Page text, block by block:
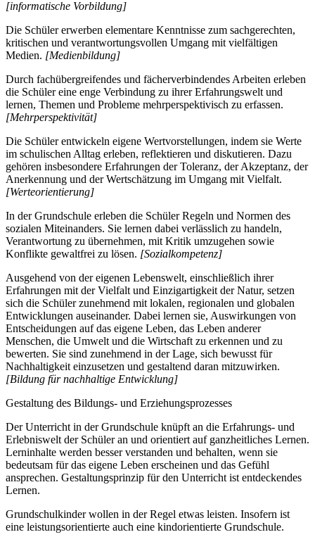
[informatische Vorbildung]
Die Schüler erwerben elementare Kenntnisse zum sachgerechten,
kritischen und verantwortungsvollen Umgang mit vielfältigen
Medien. [Medienbildung]
Durch fachübergreifendes und fächerverbindendes Arbeiten erleben
die Schüler eine enge Verbindung zu ihrer Erfahrungswelt und
lernen, Themen und Probleme mehrperspektivisch zu erfassen.
[Mehrperspektivität]
Die Schüler entwickeln eigene Wertvorstellungen, indem sie Werte
im schulischen Alltag erleben, reflektieren und diskutieren. Dazu
gehören insbesondere Erfahrungen der Toleranz, der Akzeptanz, der
Anerkennung und der Wertschätzung im Umgang mit Vielfalt.
[Werteorientierung]
In der Grundschule erleben die Schüler Regeln und Normen des
sozialen Miteinanders. Sie lernen dabei verlässlich zu handeln,
Verantwortung zu übernehmen, mit Kritik umzugehen sowie
Konflikte gewaltfrei zu lösen. [Sozialkompetenz]
Ausgehend von der eigenen Lebenswelt, einschließlich ihrer
Erfahrungen mit der Vielfalt und Einzigartigkeit der Natur, setzen
sich die Schüler zunehmend mit lokalen, regionalen und globalen
Entwicklungen auseinander. Dabei lernen sie, Auswirkungen von
Entscheidungen auf das eigene Leben, das Leben anderer
Menschen, die Umwelt und die Wirtschaft zu erkennen und zu
bewerten. Sie sind zunehmend in der Lage, sich bewusst für
Nachhaltigkeit einzusetzen und gestaltend daran mitzuwirken.
[Bildung für nachhaltige Entwicklung]
Gestaltung des Bildungs- und Erziehungsprozesses
Der Unterricht in der Grundschule knüpft an die Erfahrungs- und
Erlebniswelt der Schüler an und orientiert auf ganzheitliches Lernen.
Lerninhalte werden besser verstanden und behalten, wenn sie
bedeutsam für das eigene Leben erscheinen und das Gefühl
ansprechen. Gestaltungsprinzip für den Unterricht ist entdeckendes
Lernen.
Grundschulkinder wollen in der Regel etwas leisten. Insofern ist
eine leistungsorientierte auch eine kindorientierte Grundschule.